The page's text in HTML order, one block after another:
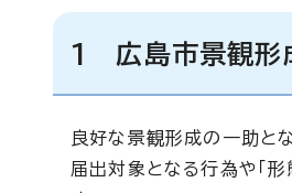
1 広島市景観形
良好な景観形成の一助と
届出対象となる行為や「